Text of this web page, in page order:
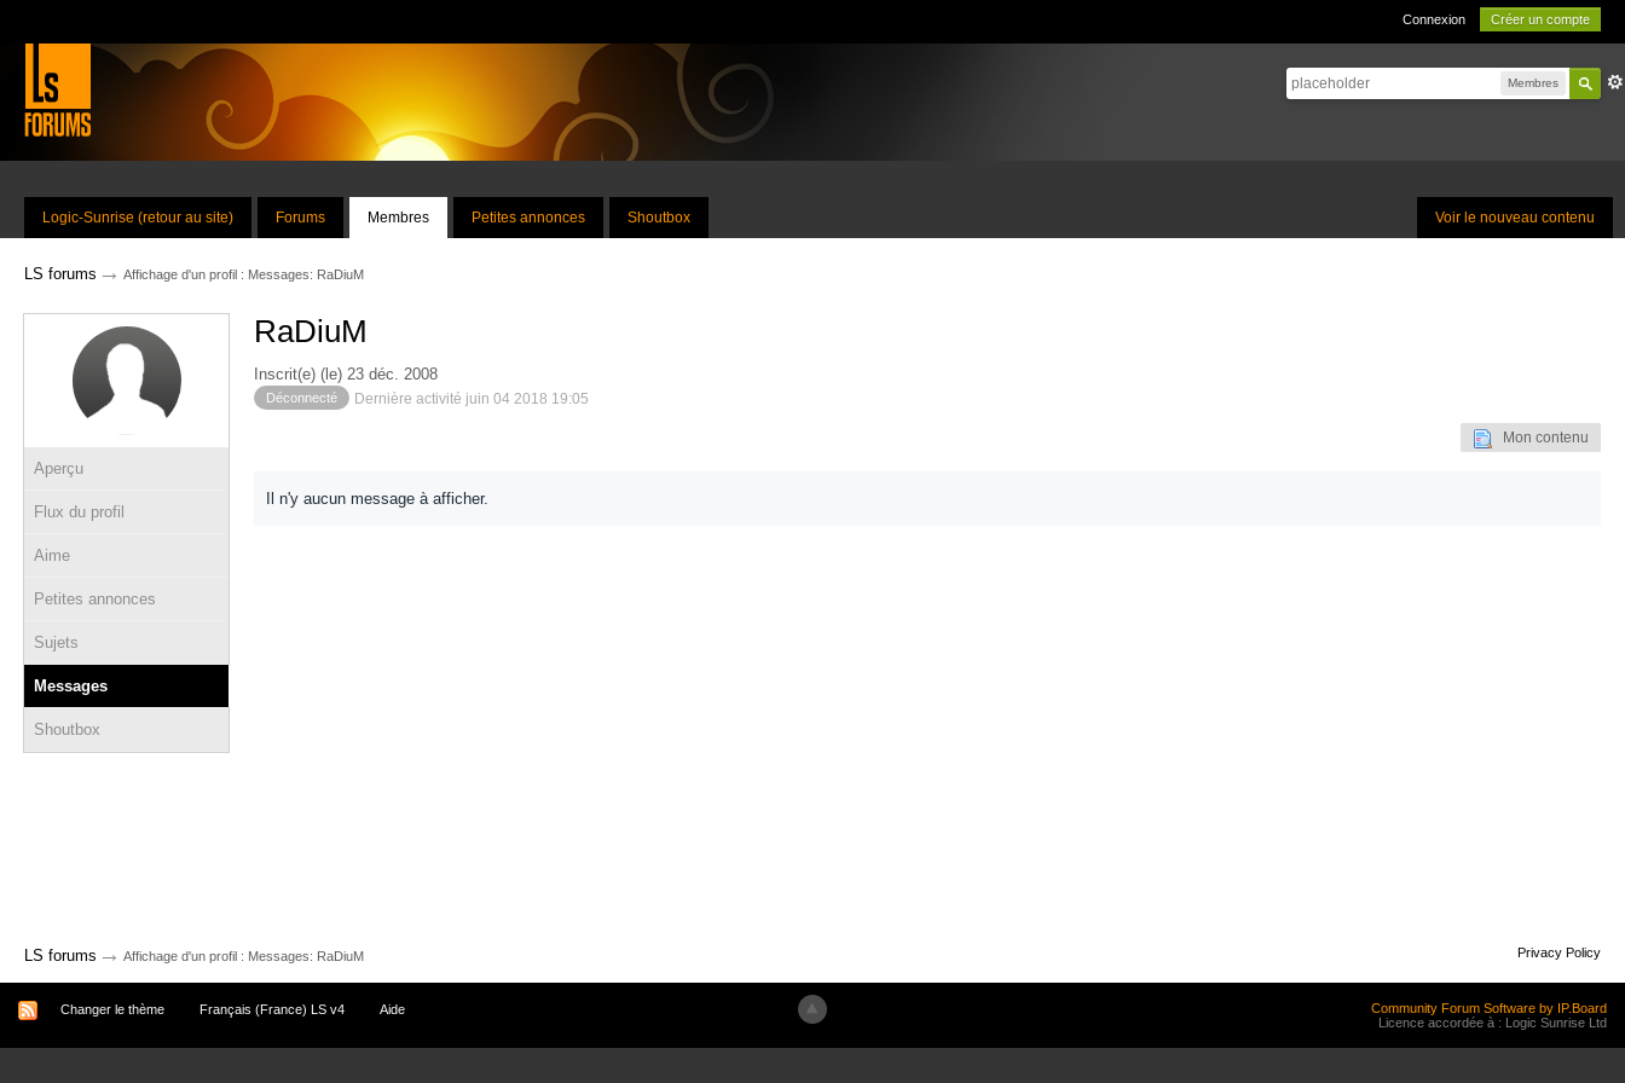
Connexion Créer un compte
Membres
Voir le nouveau contenu
Logic-Sunrise (retour au site) Forums Membres Petites annonces Shoutbox
LS forums → Affichage d'un profil : Messages: RaDiuM
Aperçu
Flux du profil
Aime
Petites annonces
Sujets
Messages
Shoutbox
RaDiuM
Inscrit(e) (le) 23 déc. 2008
Déconnecté Dernière activité juin 04 2018 19:05
Mon contenu
Il n'y aucun message à afficher.
LS forums → Affichage d'un profil : Messages: RaDiuM Privacy Policy
Changer le thème Français (France) LS v4 Aide
Community Forum Software by IP.Board
Licence accordée à : Logic Sunrise Ltd